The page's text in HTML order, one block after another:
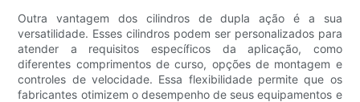
Outra vantagem dos cilindros de dupla ação é a sua
versatilidade. Esses cilindros podem ser personalizados para
atender a requisitos específicos da aplicação, como
diferentes comprimentos de curso, opções de montagem e
controles de velocidade. Essa flexibilidade permite que os
fabricantes otimizem o desempenho de seus equipamentos e